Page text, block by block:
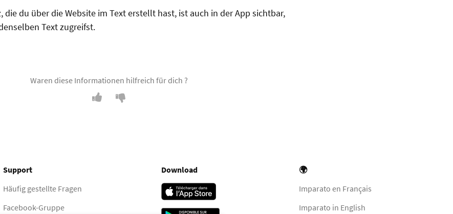
die du über die Website im Text erstellt hast, ist auch in der App sichtbar,
Text zugreifst.
Waren diese Informationen hilfreich für dich ?
Support
Häufig gestellte Fragen
Facebook-Gruppe
Download
🌍
Imparato en Français
Imparato in English